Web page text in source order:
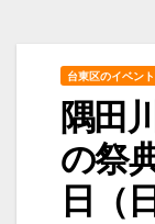
台東区のイベント
隅田
の祭
日（